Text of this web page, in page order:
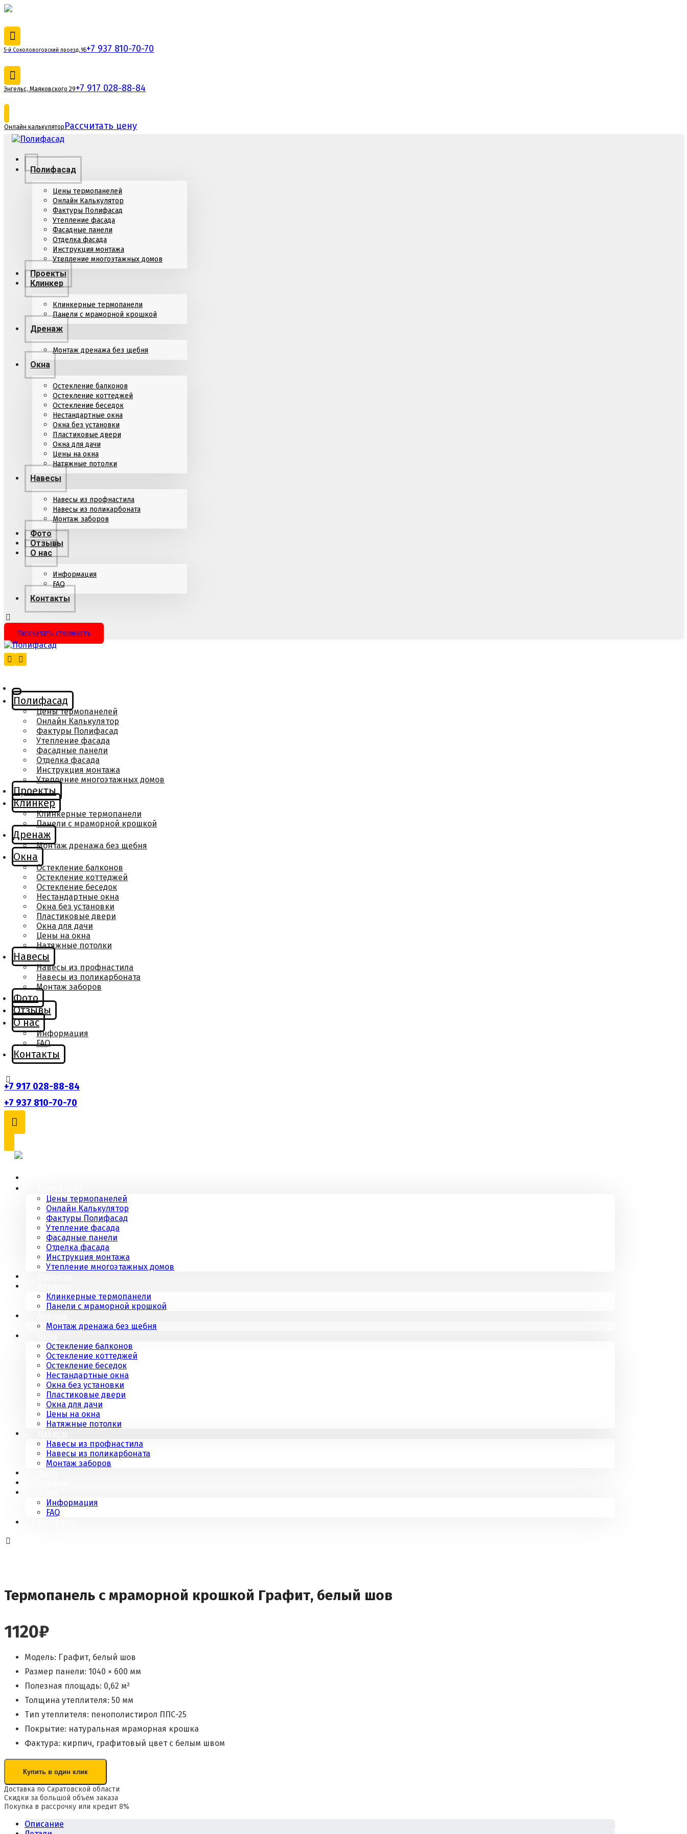
5-й Соколовогорский проезд, 9Б+7 937 810-70-70
Энгельс, Маяковского 29+7 917 028-88-84
Онлайн калькулятор Рассчитать цену
Полифасад
Цены термопанелей
Онлайн Калькулятор
Фактуры Полифасад
Утепление фасада
Фасадные панели
Отделка фасада
Инструкция монтажа
Утепление многоэтажных домов
Проекты
Клинкер
Клинкерные термопанели
Панели с мраморной крошкой
Дренаж
Монтаж дренажа без щебня
Окна
Остекление балконов
Остекление коттеджей
Остекление беседок
Нестандартные окна
Окна без установки
Пластиковые двери
Окна для дачи
Цены на окна
Натяжные потолки
Навесы
Навесы из профнастила
Навесы из поликарбоната
Монтаж заборов
Фото
Отзывы
О нас
Информация
FAQ
Контакты
Рассчитать стоимость
Полифасад
Цены термопанелей
Онлайн Калькулятор
Фактуры Полифасад
Утепление фасада
Фасадные панели
Отделка фасада
Инструкция монтажа
Утепление многоэтажных домов
Проекты
Клинкер
Клинкерные термопанели
Панели с мраморной крошкой
Дренаж
Монтаж дренажа без щебня
Окна
Остекление балконов
Остекление коттеджей
Остекление беседок
Нестандартные окна
Окна без установки
Пластиковые двери
Окна для дачи
Цены на окна
Натяжные потолки
Навесы
Навесы из профнастила
Навесы из поликарбоната
Монтаж заборов
Фото
Отзывы
О нас
Информация
FAQ
Контакты
+7 917 028-88-84
+7 937 810-70-70
Цены термопанелей
Онлайн Калькулятор
Фактуры Полифасад
Утепление фасада
Фасадные панели
Отделка фасада
Инструкция монтажа
Утепление многоэтажных домов
Клинкерные термопанели
Панели с мраморной крошкой
Монтаж дренажа без щебня
Остекление балконов
Остекление коттеджей
Остекление беседок
Нестандартные окна
Окна без установки
Пластиковые двери
Окна для дачи
Цены на окна
Натяжные потолки
Навесы из профнастила
Навесы из поликарбоната
Монтаж заборов
Информация
FAQ
Термопанель с мраморной крошкой Графит, белый шов
1120₽
Модель: Графит, белый шов
Размер панели: 1040 × 600 мм
Полезная площадь: 0,62 м²
Толщина утеплителя: 50 мм
Тип утеплителя: пенополистирол ППС-25
Покрытие: натуральная мраморная крошка
Фактура: кирпич, графитовый цвет с белым швом
Купить в один клик
Доставка по Саратовской области
Скидки за большой объём заказа
Покупка в рассрочку или кредит 8%
Описание